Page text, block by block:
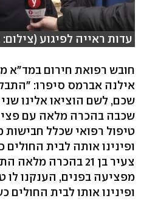
עדות ראייה לפיגוע (צילום:
חובש רפואת חירום במד"א
אילנה אברמס סיפרו:
שכבה בהכרה מלאה עם
טיפול רפואי שכלל חבישות
ופינינו אותה לבית החולים
צעיר בן 21 בהכרה
מפציעה בפנים, הענקנו לו
ופינינו אותו לבית החולים